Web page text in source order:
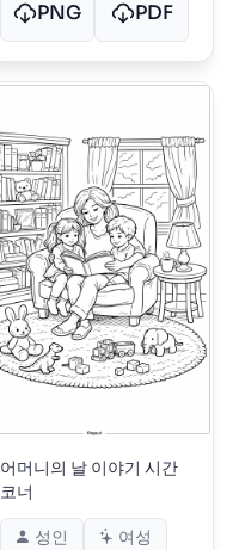
PNG PDF
어머니의 날 이야기 시간
코너
성인
여성